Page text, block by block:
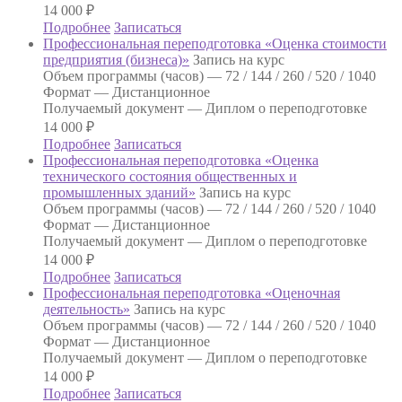
14 000 ₽
Подробнее Записаться
Профессиональная переподготовка «Оценка стоимости
предприятия (бизнеса)» Запись на курс
Объем программы (часов) — 72 / 144 / 260 / 520 / 1040
Формат — Дистанционное
Получаемый документ — Диплом о переподготовке
14 000 ₽
Подробнее Записаться
Профессиональная переподготовка «Оценка
технического состояния общественных и
промышленных зданий» Запись на курс
Объем программы (часов) — 72 / 144 / 260 / 520 / 1040
Формат — Дистанционное
Получаемый документ — Диплом о переподготовке
14 000 ₽
Подробнее Записаться
Профессиональная переподготовка «Оценочная
деятельность» Запись на курс
Объем программы (часов) — 72 / 144 / 260 / 520 / 1040
Формат — Дистанционное
Получаемый документ — Диплом о переподготовке
14 000 ₽
Подробнее Записаться